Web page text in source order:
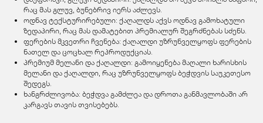
რაც მას გლუვ, ბუნებრივ იერს აძლევს.
ოდნავ ტექსტურირებული: ქაღალდს აქვს ოდნავ გამოხატული
ზედაპირი, რაც მას დამატებით პრემიალურ შეგრძნებას სძენს.
ფერების მკვეთრი ჩვენება: ქაღალდი უზრუნველყოფს ფერების
ნათელ და ცოცხალ რეპროდუქციას.
პრემიუმ მელანი და ქაღალდი: გამოიყენება მაღალი ხარისხის
მელანი და ქაღალდი, რაც უზრუნველყოფს ბეჭდვის საუკეთესო
შედეგს.
ხანგრძლივობა: ბეჭდვა გამძლეა და დროთა განმავლობაში არ
კარგავს თავის თვისებებს.